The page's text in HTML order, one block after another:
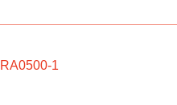
RA0500-1